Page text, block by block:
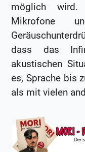
möglich wird.
Mikrofone
dass das
akustischen
es, Sprache bis
als mit vielen